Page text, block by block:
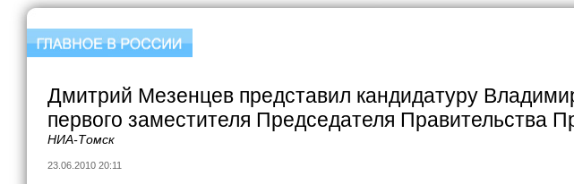
Дмитрий Мезенцев представил кандидатуру
первого заместителя Председателя Правительства
НИА-Томск
23.06.2010 20:11